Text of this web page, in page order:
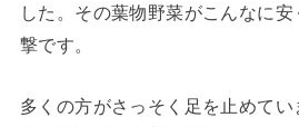
した。その葉物野菜がこんなに
撃です。
多くの方がさっそく足を止めてい